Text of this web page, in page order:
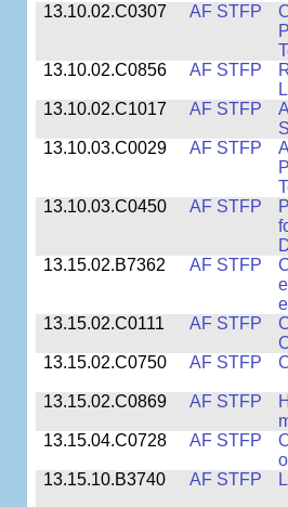
13.10.02.C0307 AF STFP
13.10.02.C0856
AF STFP
13.10.02.C1017
AF STFP
13.10.03.C0029
AF STFP
13.10.03.C0450
AF STFP
13.15.02.B7362
AF STFP
13.15.02.C0111
AF STFP
13.15.02.C0750
AF STFP
13.15.02.C0869 AF STFP
13.15.04.C0728
AF STFP
13.15.10.B3740
AF STFP